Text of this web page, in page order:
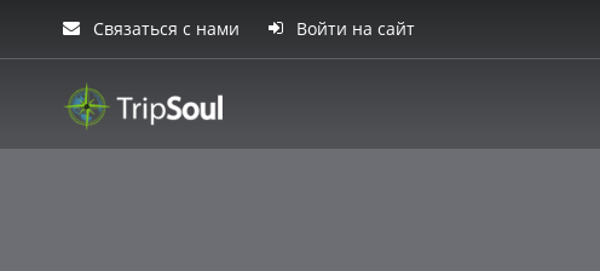
Связаться с нами Войти на сайт
TripSoul!